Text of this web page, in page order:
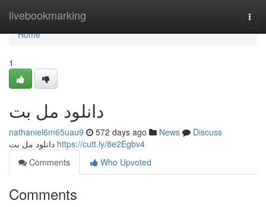
livebookmarking
Home
Home
1
دانلود مل بت
nathaniel6m65uau9 572 days ago News
Discuss
https://cutt.ly/8e2Egbv4
Comments
Who Upvoted
Comments